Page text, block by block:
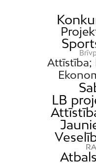
Attīstība;
LB